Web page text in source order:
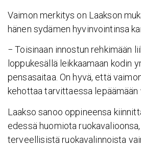
Vaimon merkitys on Laakson
hänen sydämen hyvinvointinsa
− Toisinaan innostun rehkimään
loppukesällä leikkaamaan kodin
pensasaitaa. On hyvä, että
kehottaa tarvittaessa lepäämään
Laakso sanoo oppineensa
edessä huomiota
terveellisistä ruokavalinnoista